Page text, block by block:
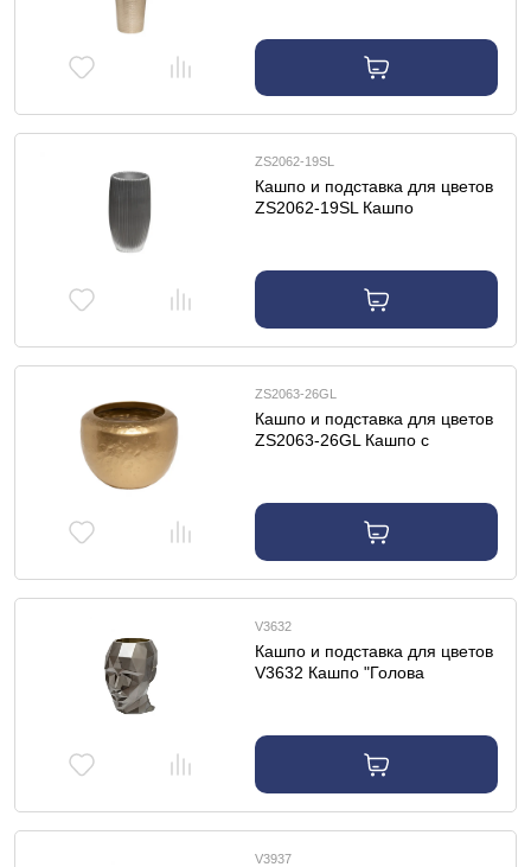
ZS2062-19SL
Кашпо и подставка для цветов
ZS2062-19SL Кашпо
ZS2063-26GL
Кашпо и подставка для цветов
ZS2063-26GL Кашпо с
V3632
Кашпо и подставка для цветов
V3632 Кашпо "Голова
V3937